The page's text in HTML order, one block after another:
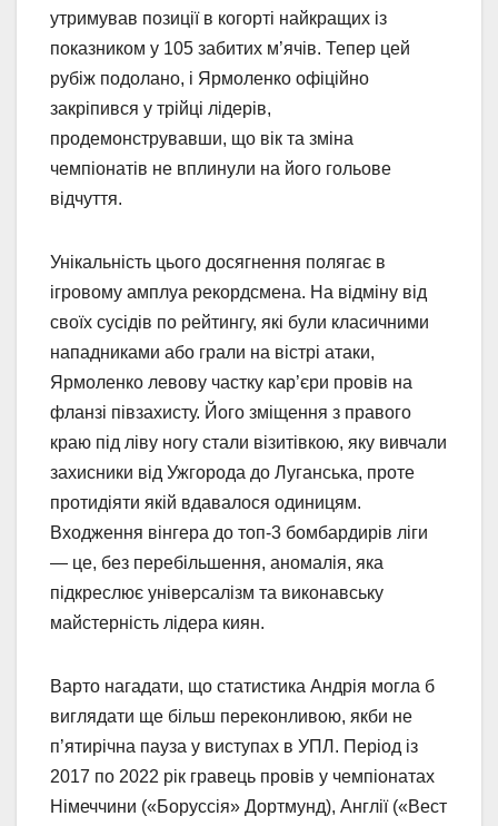
утримував позиції в когорті найкращих із
показником у 105 забитих м’ячів. Тепер цей
рубіж подолано, і Ярмоленко офіційно
закріпився у трійці лідерів,
продемонструвавши, що вік та зміна
чемпіонатів не вплинули на його гольове
відчуття.
Унікальність цього досягнення полягає в
ігровому амплуа рекордсмена. На відміну від
своїх сусідів по рейтингу, які були класичними
нападниками або грали на вістрі атаки,
Ярмоленко левову частку кар’єри провів на
фланзі півзахисту. Його зміщення з правого
краю під ліву ногу стали візитівкою, яку вивчали
захисники від Ужгорода до Луганська, проте
протидіяти якій вдавалося одиницям.
Входження вінгера до топ-3 бомбардирів ліги
— це, без перебільшення, аномалія, яка
підкреслює універсалізм та виконавську
майстерність лідера киян.
Варто нагадати, що статистика Андрія могла б
виглядати ще більш переконливою, якби не
п’ятирічна пауза у виступах в УПЛ. Період із
2017 по 2022 рік гравець провів у чемпіонатах
Німеччини («Боруссія» Дортмунд), Англії («Вест